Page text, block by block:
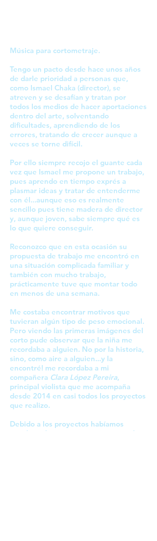
Música para cortometraje.
Tengo un pacto desde hace unos años
de darle prioridad a personas que,
como Ismael Chaka (director), se
atreven y se desafían y tratan por
todos los medios de hacer aportaciones
dentro del arte, solventando
dificultades, aprendiendo de los
errores, tratando de crecer aunque a
veces se torne difícil.
Por ello siempre recojo el guante cada
vez que Ismael me propone un trabajo,
pues aprendo en tiempo exprés a
plasmar ideas y tratar de entenderme
con él...aunque eso es realmente
sencillo pues tiene madera de director
y, aunque joven, sabe siempre qué es
lo que quiere conseguir.
Reconozco que en esta ocasión su
propuesta de trabajo me encontró en
una situación complicada familiar y
también con mucho trabajo,
prácticamente tuve que montar todo
en menos de una semana.
Me costaba encontrar motivos que
tuvieran algún tipo de peso emocional.
Pero viendo las primeras imágenes del
corto pude observar que la niña me
recordaba a alguien. No por la historia,
sino, como aire a alguien...y la
encontré! me recordaba a mi
compañera Clara López Pereira,
principal violista que me acompaña
desde 2014 en casi todos los proyectos
que realizo.
Debido a los proyectos habíamos
tenido en los meses anteriores muchas